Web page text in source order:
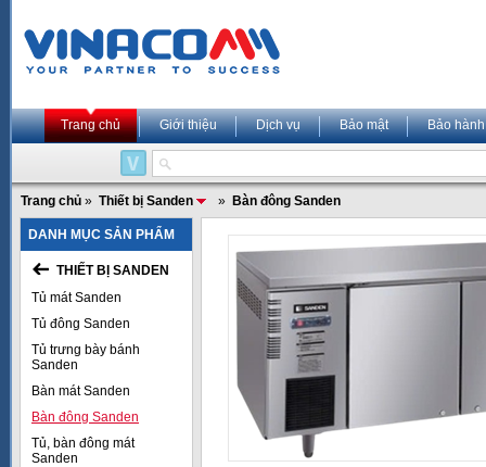
Trang chủ Giới thiệu Dịch vụ Bảo mật Bảo hành
Trang chủ » Thiết bị Sanden » Bàn đông Sanden
DANH MỤC SẢN PHẨM
THIẾT BỊ SANDEN
Tủ mát Sanden
Tủ đông Sanden
Tủ trưng bày bánh
Sanden
Bàn mát Sanden
Bàn đông Sanden
Tủ, bàn đông mát
Sanden